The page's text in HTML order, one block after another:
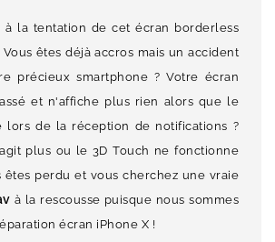
à la tentation de cet écran borderless
Vous êtes déjà accros mais un accident
précieux smartphone ? Votre écran
et n'affiche plus rien alors que le
lors de la réception de notifications ?
plus ou le 3D Touch ne fonctionne
êtes perdu et vous cherchez une vraie
à la rescousse puisque nous sommes
écran iPhone X !